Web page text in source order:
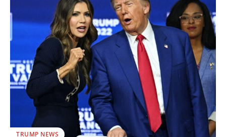
TRUMP NEWS